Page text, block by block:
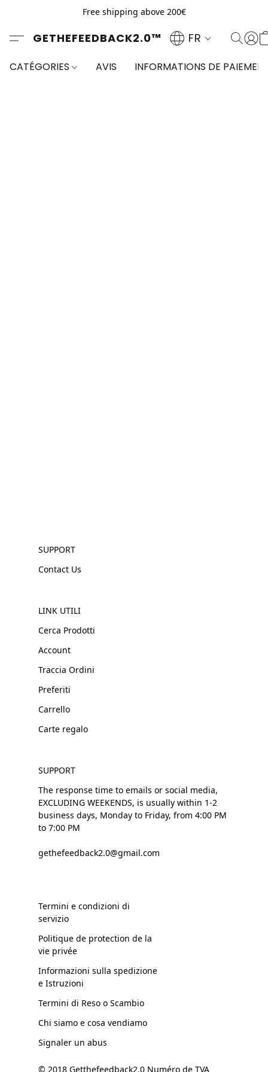
Free shipping above 200€
GETHEFEEDBACK2.0™ FR
CATÉGORIES AVIS INFORMATIONS DE
SUPPORT
Contact Us
LINK UTILI
Cerca Prodotti
Account
Traccia Ordini
Preferiti
Carrello
Carte regalo
SUPPORT
The response time to emails or social media,
EXCLUDING WEEKENDS, is usually within 1-2
business days, Monday to Friday, from 4:00 PM
to 7:00 PM
gethefeedback2.0@gmail.com
Termini e condizioni di
servizio
Politique de protection de la
vie privée
Informazioni sulla spedizione
e Istruzioni
Termini di Reso o Scambio
Chi siamo e cosa vendiamo
Signaler un abus
© 2018 Getthefeedback2.0 Numéro de TVA